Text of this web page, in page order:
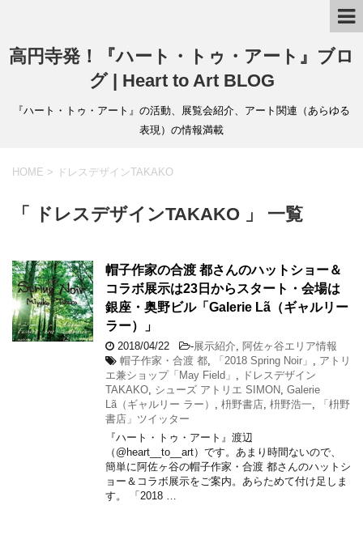
高円寺発！『ハート・トゥ・アート』ブロ
グ | Heart to Art BLOG
『ハート・トゥ・アート』の活動、展覧会紹介、アート関連（あらゆる
表現）の情報満載
HOME > ドレスデザインTAKAKO
「 ドレスデザインTAKAKO 」 一覧
帽子作家の合渡 都さんのハットショー＆
コラボ展示は23日からスタート・会場は
銀座・奥野ビル「Galerie Lã（ギャルリー
ラー）」
2018/04/22 -展示紹介 阿佐ヶ谷エリア情報
帽子作家・合渡 都
「2018 Spring Noir」
アトリ
エ兼ショップ「May Field」
ドレスデザイン
TAKAKO シューズ アトリエ SIMON Galerie
Lã（ギャルリー ラー）
枡野書店 枡野浩一
「枡野
書店」ツイッター
『ハート・トゥ・アート』渡辺
（@heart__to__art）です。あまり時間ないので、
簡単に阿佐ヶ谷の帽子作家・合渡 都さんのハットシ
ョー＆コラボ展示をご案内。あらためて付け足しま
す。 「2018 …